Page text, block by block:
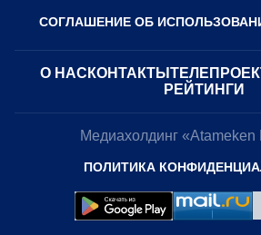
СОГЛАШЕНИЕ ОБ
О НАС КОНТАКТЫ
РЕЙТИНГИ
Медиахолдинг «Atameken
ПОЛИТИКА